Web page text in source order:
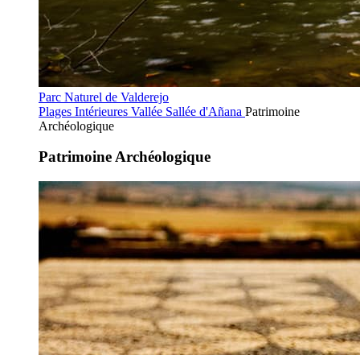
Parc Naturel de Valderejo
Plages Intérieures Vallée Sallée d'Añana Patrimoine
Archéologique
Patrimoine Archéologique